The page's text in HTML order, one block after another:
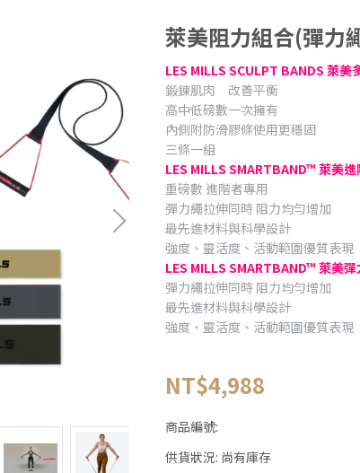
萊美阻力組合(彈力
LES MILLS SCULPT BANDS 萊
鍛鍊肌肉 改善平衡
高中低磅數一次擁有
內側附防滑膠條使用更穩固
三條一組
LES MILLS SMARTBAND™ 萊美
重磅數 進階者專用
彈力繩拉伸同時 阻力均勻增加
最先進材料與科學設計
強度、靈活度、活動範圍優質表現
LES MILLS SMARTBAND™ 萊美
彈力繩拉伸同時 阻力均勻增加
最先進材料與科學設計
強度、靈活度、活動範圍優質表現
NT$4,988
商品編號:
供貨狀況: 尚有庫存